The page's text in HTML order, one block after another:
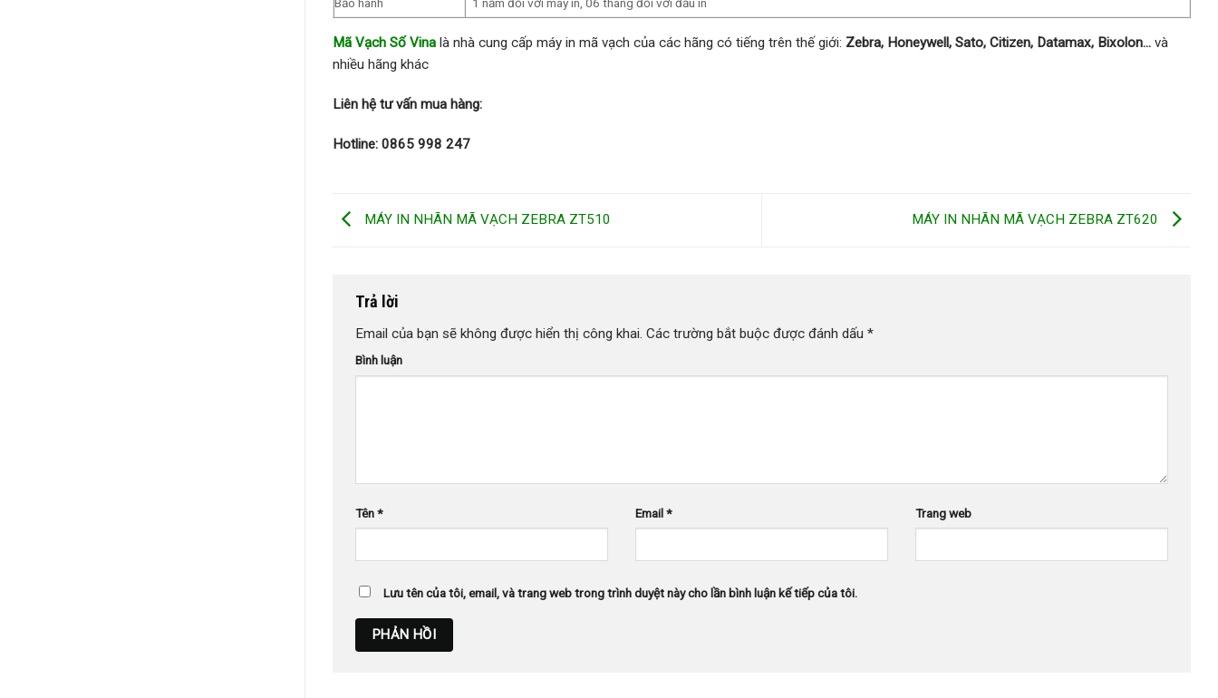
Mã Vạch Số Vina là nhà cung cấp máy in mã vạch của các hãng có tiếng trên thế giới: Zebra, Honeywell, Sato, Citizen, Datamax, Bixolon… và
nhiều hãng khác
Liên hệ tư vấn mua hàng:
Hotline: 0865 998 247
MÁY IN NHÃN MÃ VẠCH ZEBRA ZT510 MÁY IN NHÃN MÃ VẠCH ZEBRA ZT620
Trả lời
Email của bạn sẽ không được hiển thị công khai. Các trường bắt buộc được đánh dấu *
Bình luận
Tên* Email* Trang web
Lưu tên của tôi, email, và trang web trong trình duyệt này cho lần bình luận kế tiếp của tôi.